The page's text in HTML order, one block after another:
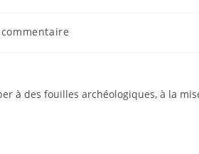
à des fouilles archéologiques, à la